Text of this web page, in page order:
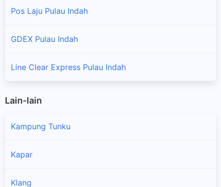
Pos Laju Pulau Indah
GDEX Pulau Indah
Line Clear Express Pulau Indah
Lain-lain
Kampung Tunku
Kapar
Klang